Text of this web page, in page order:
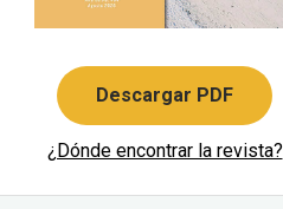
Descargar PDF
¿Dónde encontrar la revista?